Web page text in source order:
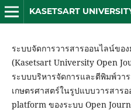
ระบบจัดการวารสารออนไลน์ขอ
(Kasetsart University Open
ระบบบริหารจัดการและตีพิมพ์วา
เกษตรศาสตร์ในรูปแบบวารสาร
platform ของระบบ Open